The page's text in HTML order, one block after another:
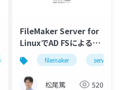
FileMaker Server for
LinuxでAD FSによる外
部認証filemaker server
松尾篤 520